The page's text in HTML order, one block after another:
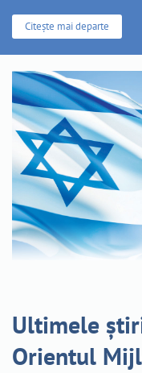
Citește mai departe
Ultimele
Orientul